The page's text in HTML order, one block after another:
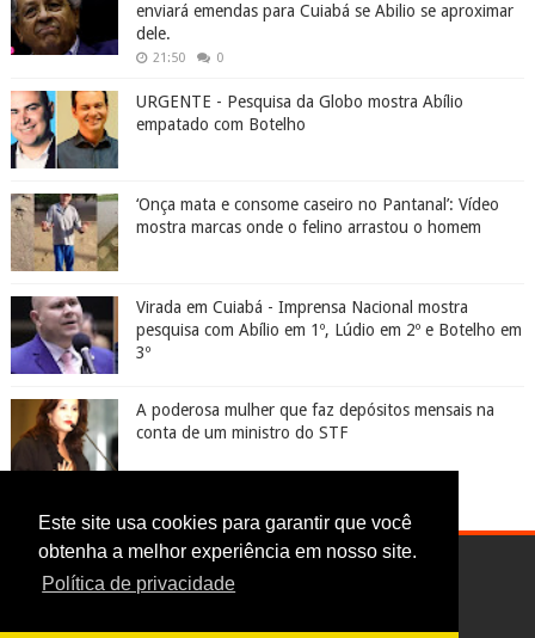
Este site usa cookies para garantir que você
obtenha a melhor experiência em nosso site.
Política de privacidade
enviará emendas para Cuiabá se Abilio se aproximar
dele.
21:50 0
URGENTE - Pesquisa da Globo mostra Abílio
empatado com Botelho
‘Onça mata e consome caseiro no Pantanal’: Vídeo
mostra marcas onde o felino arrastou o homem
Virada em Cuiabá - Imprensa Nacional mostra
pesquisa com Abílio em 1º, Lúdio em 2º e Botelho em
3º
A poderosa mulher que faz depósitos mensais na
conta de um ministro do STF